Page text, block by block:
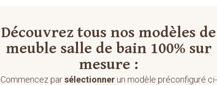
Découvrez tous nos modèles de
meuble salle de bain 100% sur
mesure :
Commencez parsélectionnerun modèle préconfiguré ci-